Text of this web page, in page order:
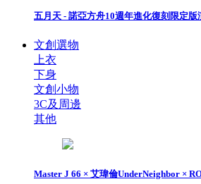
五月天 - 諾亞方舟10週年進化復刻限定版
文創選物
上衣
下身
文創小物
3C及周邊
其他
Master J 66 × 艾瑋倫UnderNeighbor ×